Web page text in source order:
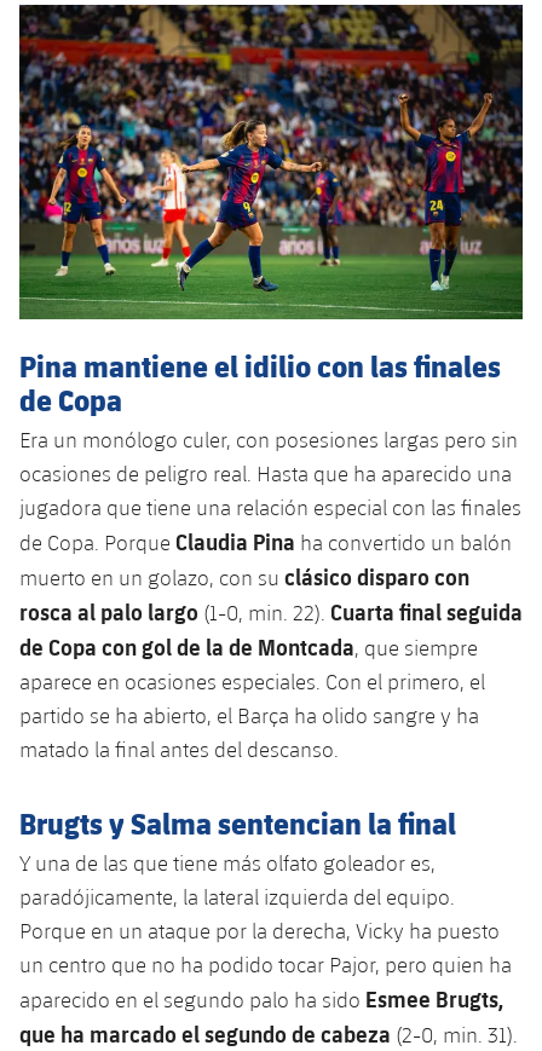
Pina mantiene el idilio con las finales
de Copa
Era un monólogo culer, con posesiones largas pero sin
ocasiones de peligro real. Hasta que ha aparecido una
jugadora que tiene una relación especial con las finales
de Copa. Porque Claudia Pina ha convertido un balón
muerto en un golazo, con su clásico disparo con
rosca al palo largo (1-0, min. 22). Cuarta final seguida
de Copa con gol de la de Montcada, que siempre
aparece en ocasiones especiales. Con el primero, el
partido se ha abierto, el Barça ha olido sangre y ha
matado la final antes del descanso.
Brugts y Salma sentencian la final
Y una de las que tiene más olfato goleador es,
paradójicamente, la lateral izquierda del equipo.
Porque en un ataque por la derecha, Vicky ha puesto
un centro que no ha podido tocar Pajor, pero quien ha
aparecido en el segundo palo ha sido Esmee Brugts,
que ha marcado el segundo de cabeza (2-0, min. 31).